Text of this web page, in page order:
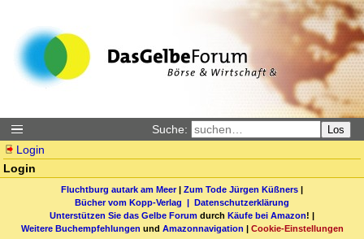
Suche: Los
Login
Login
Fluchtburg autark am Meer| Zum Tode Jürgen Küßners |
Bücher vom Kopp-Verlag | Datenschutzerklärung
Unterstützen Sie das Gelbe Forum durch Käufe bei Amazon! |
Weitere Buchempfehlungen und Amazonnavigation | Cookie-Einstellungen